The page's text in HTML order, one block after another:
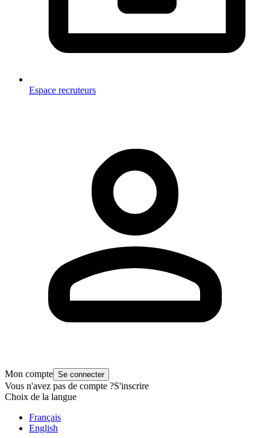
Espace recruteurs
Mon compte Se connecter
Vous n'avez pas de compte ?S'inscrire
Choix de la langue
Français
English